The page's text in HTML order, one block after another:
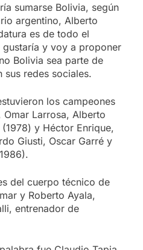
sumarse Bolivia, según
argentino, Alberto
es de todo el
y voy a proponer
Bolivia sea parte de
sus redes sociales.
los campeones
Larrosa, Alberto
y Héctor Enrique,
Giusti, Oscar Garré y
del cuerpo técnico de
y Roberto Ayala,
entrenador de